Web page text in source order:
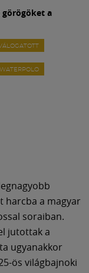
a
harcba a magyar
soraiban.
jutottak a
ugyanakkor
ös világbajnoki